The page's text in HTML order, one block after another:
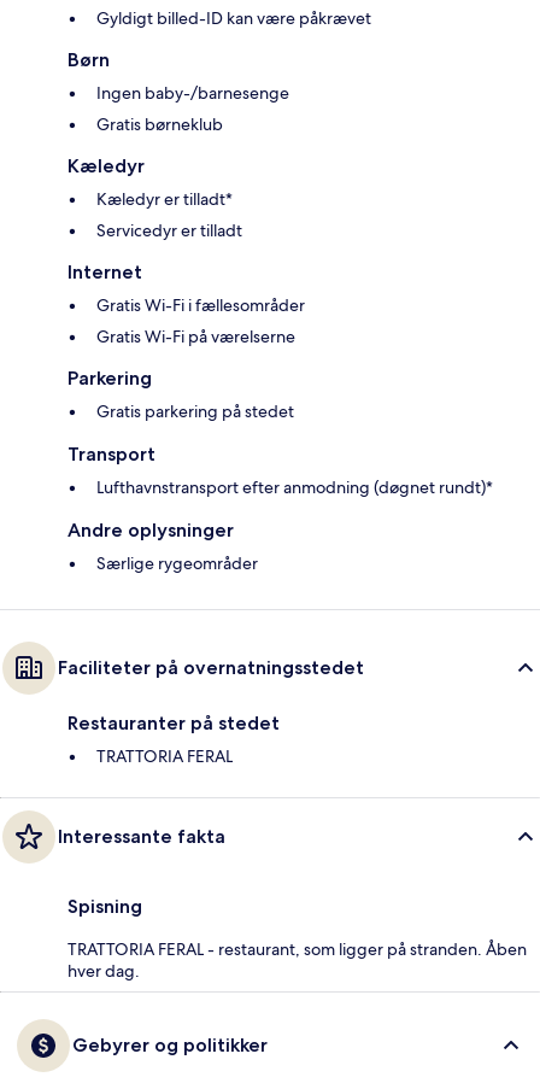
Gyldigt billed-ID kan være påkrævet
Børn
Ingen baby-/barnesenge
Gratis børneklub
Kæledyr
Kæledyr er tilladt*
Servicedyr er tilladt
Internet
Gratis Wi-Fi i fællesområder
Gratis Wi-Fi på værelserne
Parkering
Gratis parkering på stedet
Transport
Lufthavnstransport efter anmodning (døgnet rundt)*
Andre oplysninger
Særlige rygeområder
Faciliteter på overnatningsstedet
Restauranter på stedet
TRATTORIA FERAL
Interessante fakta
Spisning
TRATTORIA FERAL - restaurant, som ligger på stranden. Åben
hver dag.
Gebyrer og politikker